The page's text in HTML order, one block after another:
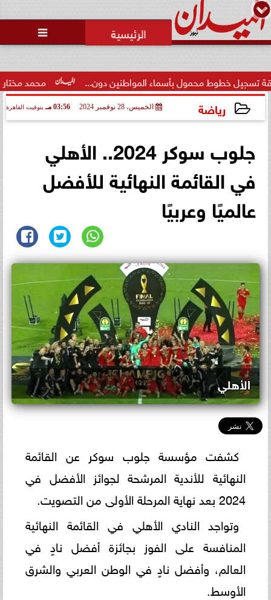

محمد مختار جمعة: محمول بأسماء المواطنين دون...
رياضة الخميس، 28 نوفمبر 2024 03:56 مـ بتوقيت القاهرة
جلوب سوكر 2024.. الأهلي
في القائمة النهائية للأفضل
عالميًا وعربيًا
الأهلي
كشفت مؤسسة جلوب سوكر عن القائمة
النهائية للأندية المرشحة لجوائز الأفضل في
2024 بعد نهاية المرحلة الأولى من التصويت.
وتواجد النادي الأهلي في القائمة النهائية
المنافسة على الفوز بجائزة أفضل نادٍ في
العالم، وأفضل نادٍ في الوطن العربي والشرق
الأوسط.